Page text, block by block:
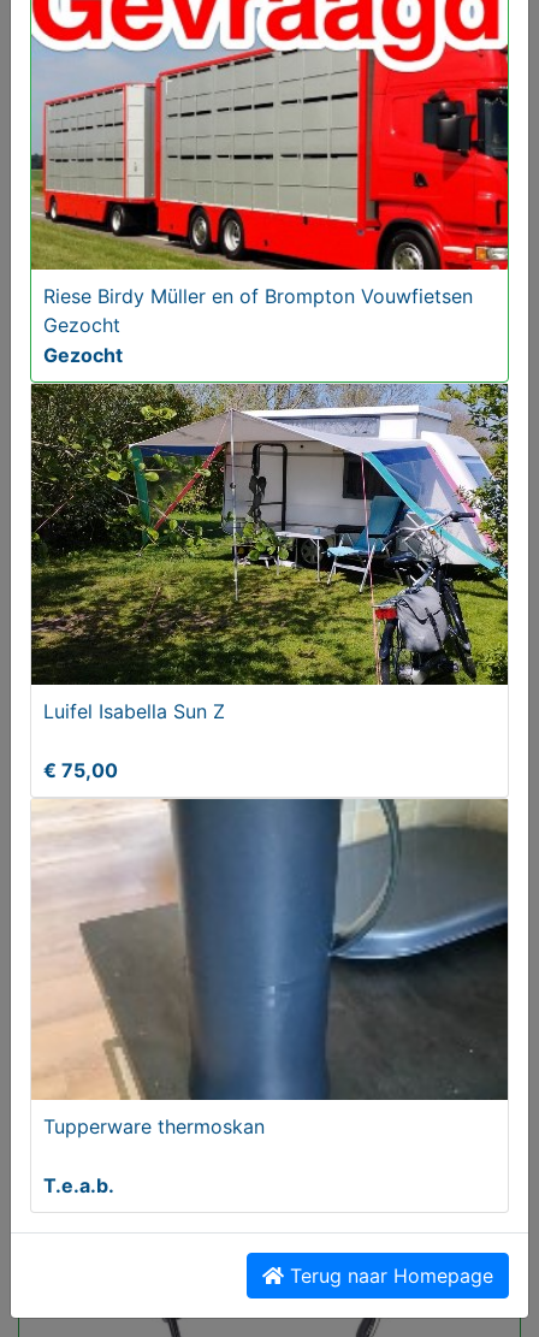
Gezocht
Brompton Vouwfietsen Gezocht met of zonder
Rohloff Naaf
Gezocht
Riese Birdy Müller en of Brompton Vouwfietsen
Gezocht
Gezocht
Oudere Vouwfietsen Gezocht van Brompton Riese
Birdy Müller
Riese Birdy Müller en of Brompton Vouwfietsen
Gezocht
Gezocht
Luifel Isabella Sun Z
€ 75,00
Tupperware thermoskan
T.e.a.b.
Terug naar Homepage